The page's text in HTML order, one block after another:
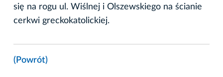
się na rogu ul. Wiślnej i Olszewskiego na ścianie
cerkwi greckokatolickiej.
(Powrót)